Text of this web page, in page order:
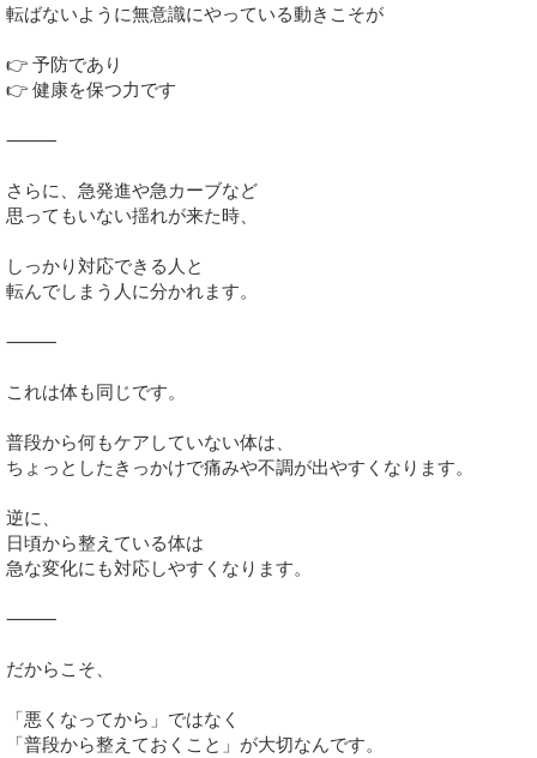
転ばないように無意識にやっている動きこそが
👉 予防であり
👉 健康を保つ力です
⸻
さらに、急発進や急カーブなど
思ってもいない揺れが来た時、
しっかり対応できる人と
転んでしまう人に分かれます。
⸻
これは体も同じです。
普段から何もケアしていない体は、
ちょっとしたきっかけで痛みや不調が出やすくなります。
逆に、
日頃から整えている体は
急な変化にも対応しやすくなります。
⸻
だからこそ、
「悪くなってから」ではなく
「普段から整えておくこと」が大切なんです。